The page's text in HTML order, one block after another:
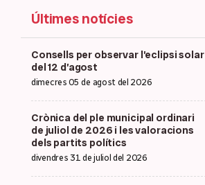
Últimes notícies
Consells per observar l’eclipsi solar
del 12 d’agost
dimecres 05 de agost del 2026
Crònica del ple municipal ordinari
de juliol de 2026 i les valoracions
dels partits polítics
divendres 31 de juliol del 2026